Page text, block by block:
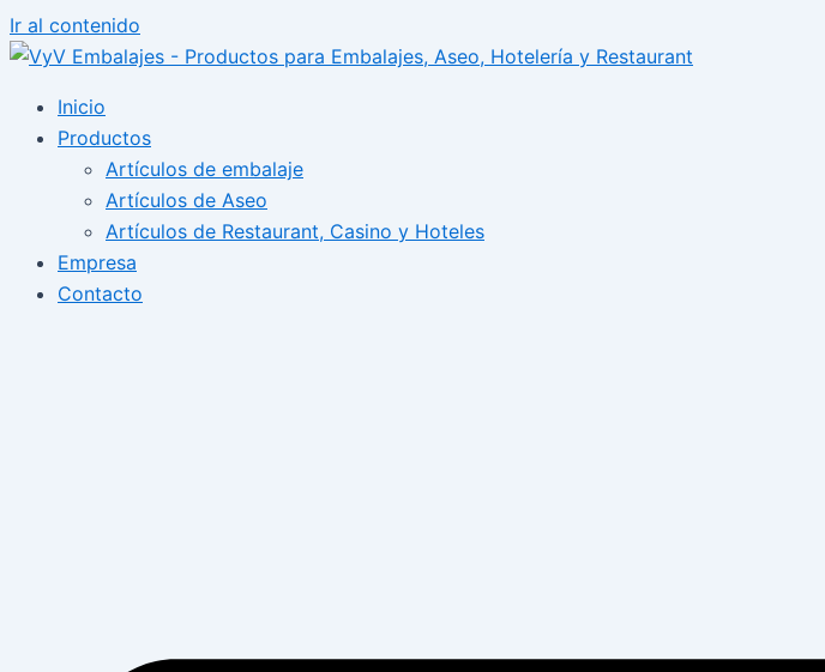
Ir al contenido
Inicio
Productos
Artículos de embalaje
Artículos de Aseo
Artículos de Restaurant, Casino y Hoteles
Empresa
Contacto